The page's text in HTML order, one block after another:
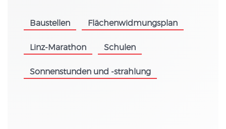
Baustellen Flächenwidmungsplan
Linz-Marathon Schulen
Sonnenstunden und -strahlung